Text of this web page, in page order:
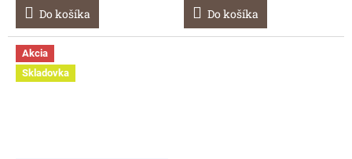
Do košíka Do košíka
Akcia
Skladovka